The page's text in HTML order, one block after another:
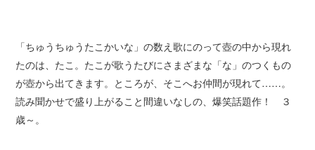
「ちゅうちゅうたこかいな」の数え歌にのって壺の中から現れ
たのは、たこ。たこが歌うたびにさまざまな「な」のつくもの
が壺から出てきます。ところが、そこへお仲間が現れて……。
読み聞かせで盛り上がること間違いなしの、爆笑話題作！ ３
歳～。